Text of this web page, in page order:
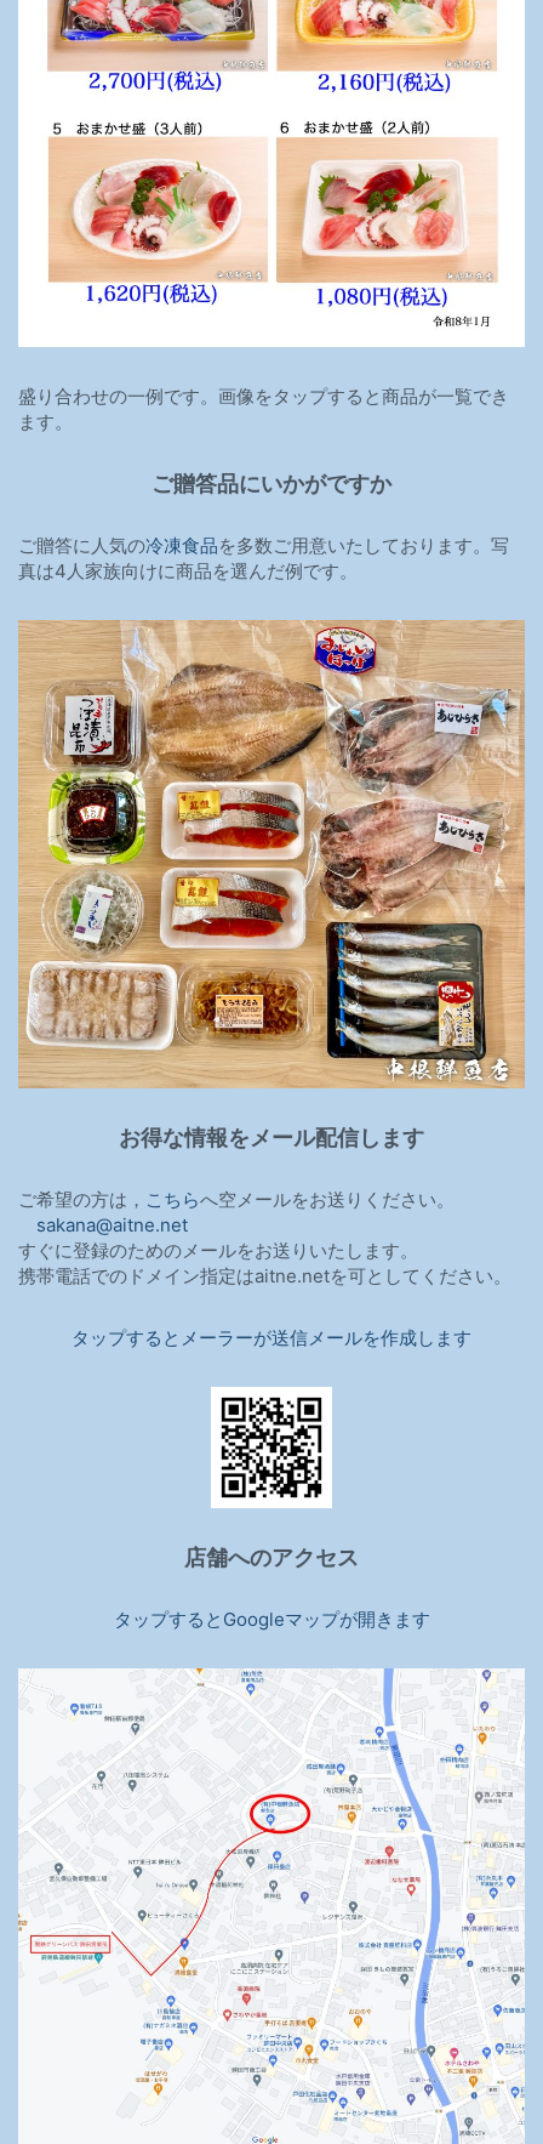
盛り合わせの一例です。画像をタップすると商品が一覧でき
ます。
ご贈答品にいかがですか
ご贈答に人気の冷凍食品を多数ご用意いたしております。写
真は4人家族向けに商品を選んだ例です。
お得な情報をメール配信します
ご希望の方は， こちらへ空メールをお送りください。
sakana@aitne.net
すぐに登録のためのメールをお送りいたします。
携帯電話でのドメイン指定はaitne.netを可としてください。
タップするとメーラーが送信メールを作成します
店舗へのアクセス
タップするとGoogleマップが開きます